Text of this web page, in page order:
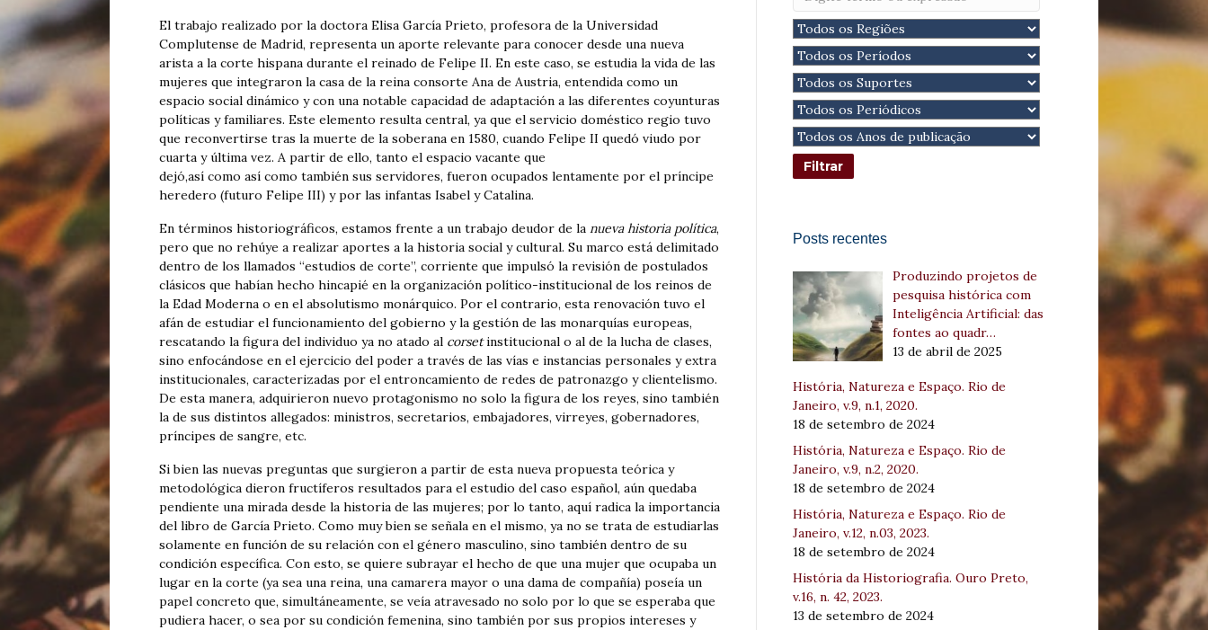
El trabajo realizado por la doctora Elisa García Prieto, profesora de la Universidad
Complutense de Madrid, representa un aporte relevante para conocer desde una nueva
arista a la corte hispana durante el reinado de Felipe II. En este caso, se estudia la vida de las
mujeres que integraron la casa de la reina consorte Ana de Austria, entendida como un
espacio social dinámico y con una notable capacidad de adaptación a las diferentes coyunturas
políticas y familiares. Este elemento resulta central, ya que el servicio doméstico regio tuvo
que reconvertirse tras la muerte de la soberana en 1580, cuando Felipe II quedó viudo por
cuarta y última vez. A partir de ello, tanto el espacio vacante que
dejó,así como así como también sus servidores, fueron ocupados lentamente por el príncipe
heredero (futuro Felipe III) y por las infantas Isabel y Catalina.
En términos historiográficos, estamos frente a un trabajo deudor de la nueva historia política,
pero que no rehúye a realizar aportes a la historia social y cultural. Su marco está delimitado
dentro de los llamados “estudios de corte”, corriente que impulsó la revisión de postulados
clásicos que habían hecho hincapié en la organización político-institucional de los reinos de
la Edad Moderna o en el absolutismo monárquico. Por el contrario, esta renovación tuvo el
afán de estudiar el funcionamiento del gobierno y la gestión de las monarquías europeas,
rescatando la figura del individuo ya no atado al corsetinstitucional o al de la lucha de clases,
sino enfocándose en el ejercicio del poder a través de las vías e instancias personales y extra
institucionales, caracterizadas por el entroncamiento de redes de patronazgo y clientelismo.
De esta manera, adquirieron nuevo protagonismo no solo la figura de los reyes, sino también
la de sus distintos allegados: ministros, secretarios, embajadores, virreyes, gobernadores,
príncipes de sangre, etc.
Si bien las nuevas preguntas que surgieron a partir de esta nueva propuesta teórica y
metodológica dieron fructíferos resultados para el estudio del caso español, aún quedaba
pendiente una mirada desde la historia de las mujeres; por lo tanto, aquí radica la importancia
del libro de García Prieto. Como muy bien se señala en el mismo, ya no se trata de estudiarlas
solamente en función de su relación con el género masculino, sino también dentro de su
condición específica. Con esto, se quiere subrayar el hecho de que una mujer que ocupaba un
lugar en la corte (ya sea una reina, una camarera mayor o una dama de compañía) poseía un
papel concreto que, simultáneamente, se veía atravesado no solo por lo que se esperaba que
pudiera hacer, o sea por su condición femenina, sino también por sus propios intereses y
Posts recentes
Produzindo projetos de
pesquisa histórica com
Inteligência Artificial: das
fontes ao quadr…
13 de abril de 2025
História, Natureza e Espaço. Rio de
Janeiro, v.9, n.1, 2020.
18 de setembro de 2024
História, Natureza e Espaço. Rio de
Janeiro, v.9, n.2, 2020.
18 de setembro de 2024
História, Natureza e Espaço. Rio de
Janeiro, v.12, n.03, 2023.
18 de setembro de 2024
História da Historiografia. Ouro Preto,
v.16, n. 42, 2023.
13 de setembro de 2024